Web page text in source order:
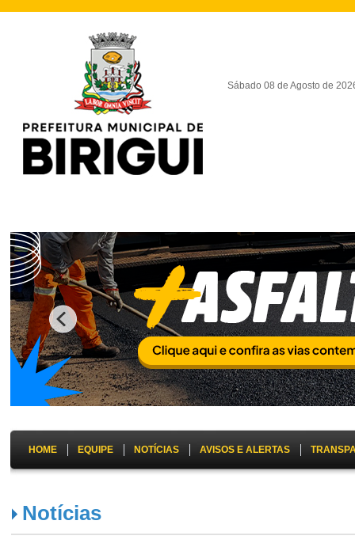
Sábado 08 de Agosto de
HOME EQUIPE NOTÍCIAS AVISOS E ALERTAS
Notícias